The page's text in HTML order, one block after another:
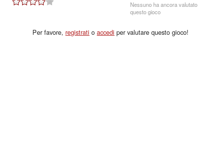
Nessuno ha ancora valutato
questo gioco
Per favore,registrati oaccedi per valutare questo gioco!